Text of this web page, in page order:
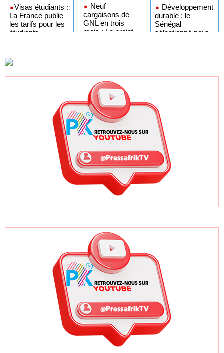
​Visas étudiants :
La France publie
les tarifs pour les
étudiants
africains
Neuf
cargaisons de
GNL en trois
mois : Le projet
Développement
durable : le
Sénégal
sélectionné pour
ODD